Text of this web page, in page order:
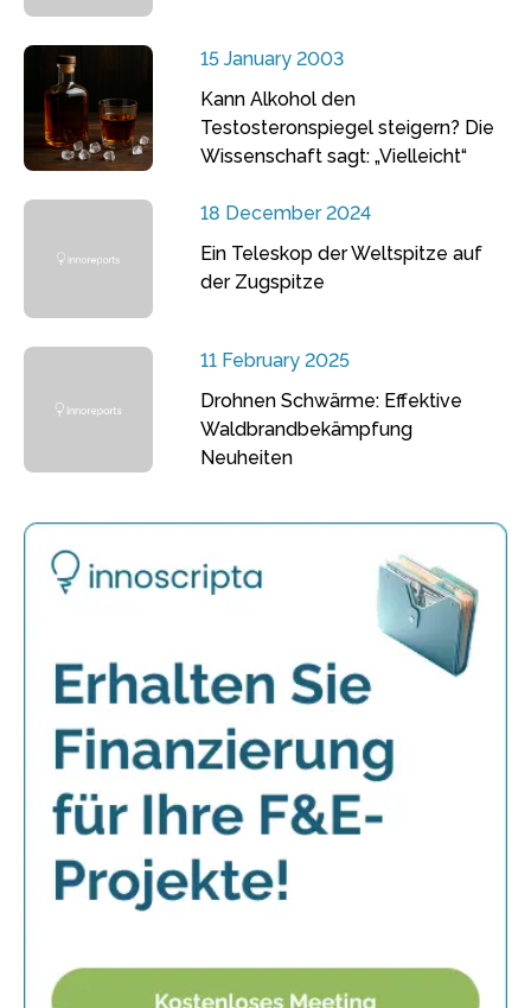
15 January 2003
Kann Alkohol den
Testosteronspiegel steigern? Die
Wissenschaft sagt: „Vielleicht“
18 December 2024
Ein Teleskop der Weltspitze auf
der Zugspitze
11 February 2025
Drohnen Schwärme: Effektive
Waldbrandbekämpfung
Neuheiten